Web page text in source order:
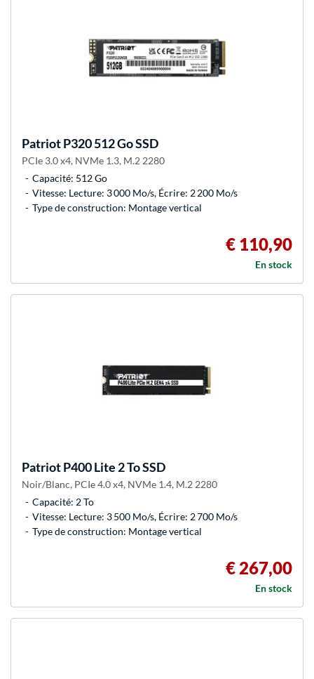
PatriotP320 512 Go SSD
PCIe 3.0 x4, NVMe 1.3, M.2 2280
Capacité: 512 Go
Vitesse: Lecture: 3 000 Mo/s, Écrire: 2 200 Mo/s
Type de construction: Montage vertical
€ 110,90
En stock
PatriotP400 Lite 2 To SSD
Noir/Blanc, PCIe 4.0 x4, NVMe 1.4, M.2 2280
Capacité: 2 To
Vitesse: Lecture: 3 500 Mo/s, Écrire: 2 700 Mo/s
Type de construction: Montage vertical
€ 267,00
En stock